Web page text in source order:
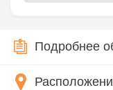
Подробнее